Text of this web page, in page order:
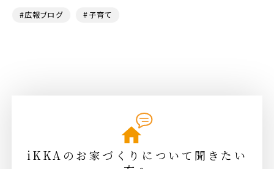
#広報ブログ
#子育て
iKKAのお家づくりについて聞きたい